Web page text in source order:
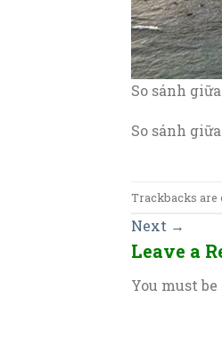
So sánh
So sánh
Trackbacks are
Next →
Leave a
You must be